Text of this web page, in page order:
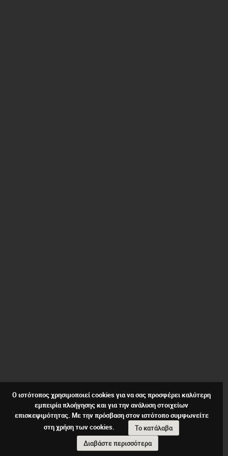
Ο ιστότοπος χρησιμοποιεί cookies για να σας προσφέρει καλύτερη
εμπειρία πλοήγησης και για την ανάλυση στοιχείων
επισκεψιμότητας. Με την πρόσβαση στον ιστότοπο συμφωνείτε
στη χρήση των cookies.
Το κατάλαβα
Διαβάστε περισσότερα